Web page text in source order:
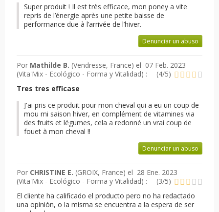
Super produit ! Il est très efficace, mon poney a vite
repris de l’énergie après une petite baisse de
performance due à l’arrivée de l’hiver.
Denunciar un abuso
Por Mathilde B. (Vendresse, France) el 07 Feb. 2023
(Vita'Mix - Ecológico - Forma y Vitalidad) : (4/5)
Tres tres efficase
J'ai pris ce produit pour mon cheval qui a eu un coup de
mou mi saison hiver, en complément de vitamines via
des fruits et légumes, cela a redonné un vrai coup de
fouet à mon cheval !!
Denunciar un abuso
Por CHRISTINE E. (GROIX, France) el 28 Ene. 2023
(Vita'Mix - Ecológico - Forma y Vitalidad) : (3/5)
El cliente ha calificado el producto pero no ha redactado
una opinión, o la misma se encuentra a la espera de ser